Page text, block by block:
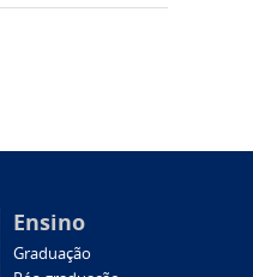
Ensino
Graduação